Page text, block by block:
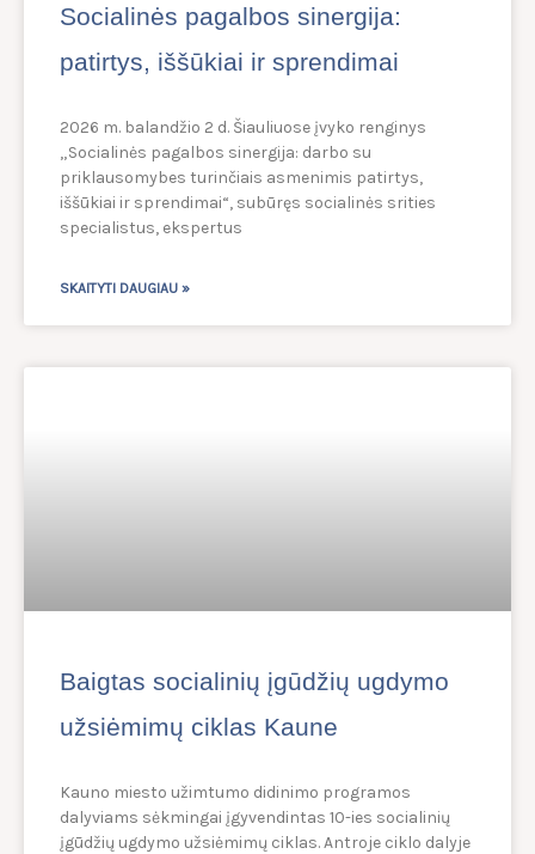
Socialinės pagalbos sinergija:
patirtys, iššūkiai ir sprendimai
2026 m. balandžio 2 d. Šiauliuose įvyko renginys
„Socialinės pagalbos sinergija: darbo su
priklausomybes turinčiais asmenimis patirtys,
iššūkiai ir sprendimai“, subūręs socialinės srities
specialistus, ekspertus
SKAITYTI DAUGIAU »
Baigtas socialinių įgūdžių ugdymo
užsiėmimų ciklas Kaune
Kauno miesto užimtumo didinimo programos
dalyviams sėkmingai įgyvendintas 10-ies socialinių
įgūdžių ugdymo užsiėmimų ciklas. Antroje ciklo dalyje